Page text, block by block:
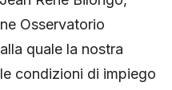
Osservatorio
quale la nostra
condizioni di impiego